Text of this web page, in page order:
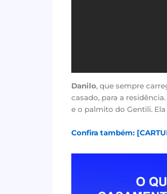
Danilo, que sempre
casado, para a residência.
e o palmito do Gentili.
Confira também: